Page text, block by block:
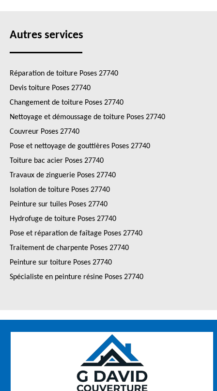
Autres services
Réparation de toiture Poses 27740
Devis toiture Poses 27740
Changement de toiture Poses 27740
Nettoyage et démoussage de toiture Poses 27740
Couvreur Poses 27740
Pose et nettoyage de gouttières Poses 27740
Toiture bac acier Poses 27740
Travaux de zinguerie Poses 27740
Isolation de toiture Poses 27740
Peinture sur tuiles Poses 27740
Hydrofuge de toiture Poses 27740
Pose et réparation de faîtage Poses 27740
Traitement de charpente Poses 27740
Peinture sur toiture Poses 27740
Spécialiste en peinture résine Poses 27740